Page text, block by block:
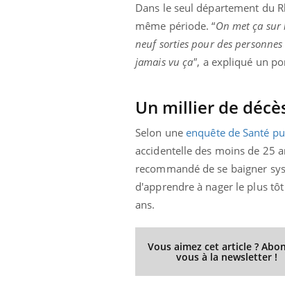
Dans le seul département du
même période. “On met ça
neuf sorties pour des
jamais vu ça", a expliqué un
Un millier de
Selon une enquête de Santé
accidentelle des moins de 25
recommandé de se baigner
d'apprendre à nager le plus
ans.
Vous aimez cet article ?
vous à la newsletter !